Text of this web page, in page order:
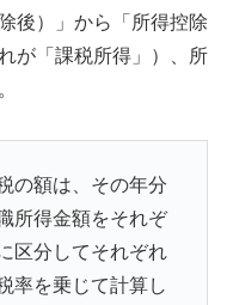
後）」から「所得控除
が「課税所得」）、所
の額は、その年分
所得金額をそれぞ
区分してそれぞれ
率を乗じて計算し